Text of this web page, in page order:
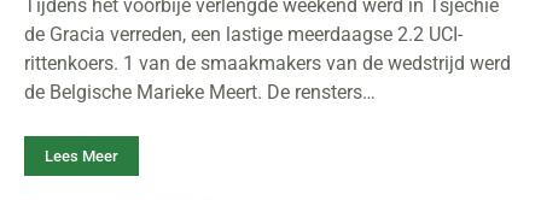
Tijdens het voorbije verlengde weekend werd in Tsjechië
de Gracia verreden, een lastige meerdaagse 2.2 UCI-
rittenkoers. 1 van de smaakmakers van de wedstrijd werd
de Belgische Marieke Meert. De rensters…
Lees Meer